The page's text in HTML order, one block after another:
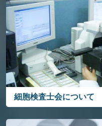
細胞検査士会について